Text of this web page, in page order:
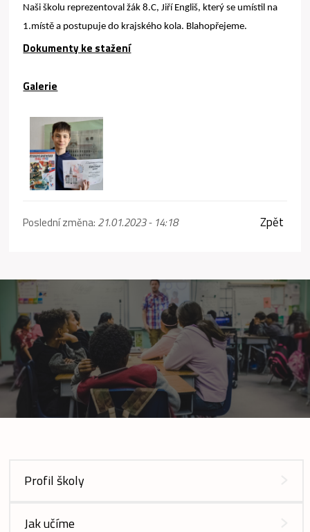
Naši školu reprezentoval žák 8.C, Jiří Engliš, který se umístil na
1.místě a postupuje do krajského kola. Blahopřejeme.
Dokumenty ke stažení
Galerie
Poslední změna: 21.01.2023 - 14:18 Zpět
Profil školy
Jak učíme